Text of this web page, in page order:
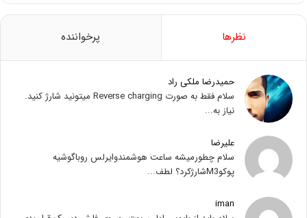
نظرها پرخواننده
حمیدرضا ملکی راد
سلام فقط به صورت Reverse charging میتونید شارژ کنید.
نیاز به...
علیرضا
سلام چطورمیشه ساعت هوشمندوایرلس روباگوشیه
پوکوM3شارژکرد؟ لطف...
iman